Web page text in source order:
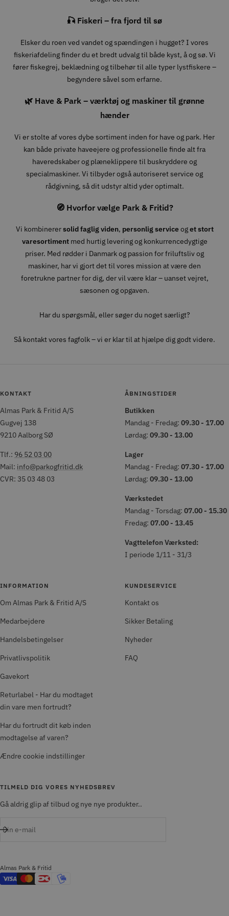
🎣 Fiskeri – fra fjord til sø
Elsker du roen ved vandet og spændingen i hugget? I vores
fiskeriafdeling finder du et bredt udvalg til både kyst, å og sø. Vi
fører fiskegrej, beklædning og tilbehør til alle typer lystfiskere –
begyndere såvel som erfarne.
🌿 Have & Park – værktøj og maskiner til grønne
hænder
Vi er stolte af vores dybe sortiment inden for have og park. Her
kan både private haveejere og professionelle finde alt fra
haveredskaber og plæneklippere til buskryddere og
specialmaskiner. Vi tilbyder også autoriseret service og
rådgivning, så dit udstyr altid yder optimalt.
🧭 Hvorfor vælge Park & Fritid?
Vi kombinerersolid faglig viden, personlig serviceoget stort
varesortimentmed hurtig levering og konkurrencedygtige
priser. Med rødder i Danmark og passion for friluftsliv og
maskiner, har vi gjort det til vores mission at være den
foretrukne partner for dig, der vil være klar – uanset vejret,
sæsonen og opgaven.
Har du spørgsmål, eller søger du noget særligt?
Så kontakt vores fagfolk – vi er klar til at hjælpe dig godt videre.
KONTAKT
Almas Park & Fritid A/S
Gugvej 138
9210 Aalborg SØ
Tlf.: 96 52 03 00
Mail: info@parkogfritid.dk
CVR: 35 03 48 03
ÅBNINGSTIDER
Butikken
Mandag - Fredag: 09.30 - 17.00
Lørdag: 09.30 - 13.00
Lager
Mandag - Fredag: 07.30 - 17.00
Lørdag: 09.30 - 13.00
Værkstedet
Mandag - Torsdag: 07.00 - 15.30
Fredag: 07.00 - 13.45
Vagttelefon Værksted:
I periode 1/11 - 31/3
INFORMATION
Om Almas Park & Fritid A/S
Medarbejdere
Handelsbetingelser
Privatlivspolitik
Gavekort
Returlabel - Har du modtaget
din vare men fortrudt?
Har du fortrudt dit køb inden
modtagelse af varen?
Ændre cookie indstillinger
KUNDESERVICE
Kontakt os
Sikker Betaling
Nyheder
FAQ
TILMELD DIG VORES NYHEDSBREV
Gå aldrig glip af tilbud og nye nye produkter..
Din e-mail
Almas Park & Fritid